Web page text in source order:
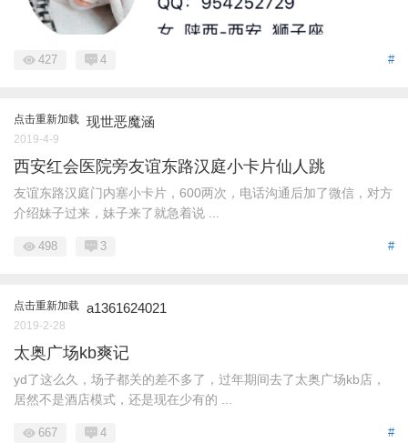
#
427 4
点击重新加载 现世恶魔涵
2019-4-9
西安红会医院旁友谊东路汉庭小卡片仙人跳
友谊东路汉庭门内塞小卡片，600两次，电话沟通后加了微信，对方
介绍妹子过来，妹子来了就急着说 ...
#
498 3
点击重新加载 a1361624021
2019-2-28
太奥广场kb爽记
yd了这么久，场子都关的差不多了，过年期间去了太奥广场kb店，
居然不是酒店模式，还是现在少有的 ...
#
667 4